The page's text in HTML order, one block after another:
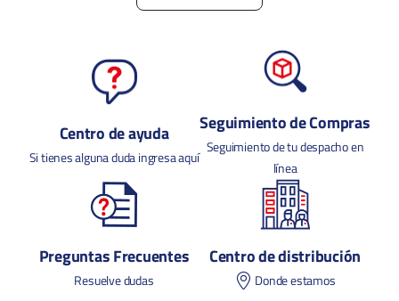
Requiere Batería
DISPONIBLE
Descripción del Producto
Centro de ayuda
Si tienes alguna duda ingresa aquí
Seguimiento de Compras
Seguimiento de tu despacho en
línea
Preguntas Frecuentes
Resuelve dudas
Centro de distribución
Donde estamos